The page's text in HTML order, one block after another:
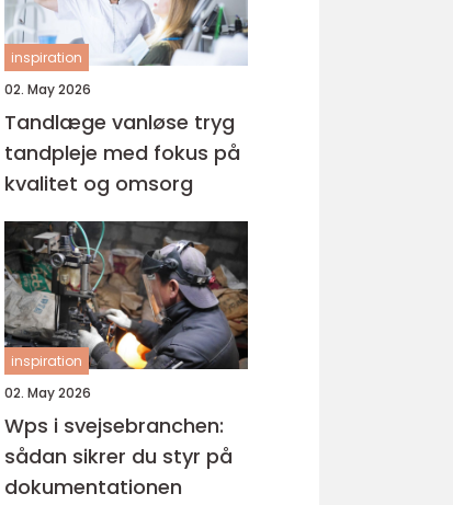
inspiration
02. May 2026
Tandlæge vanløse tryg
tandpleje med fokus på
kvalitet og omsorg
inspiration
02. May 2026
Wps i svejsebranchen:
sådan sikrer du styr på
dokumentationen